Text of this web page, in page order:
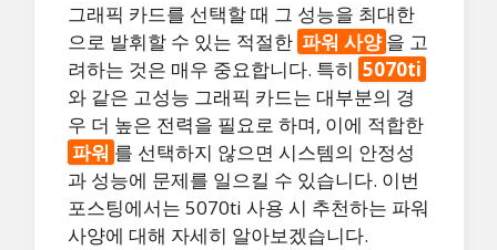
그래픽 카드를 선택할 때 그 성능을 최대한
으로 발휘할 수 있는 적절한 파워 사양 을 고
려하는 것은 매우 중요합니다. 특히 5070ti
와 같은 고성능 그래픽 카드는 대부분의 경
우 더 높은 전력을 필요로 하며, 이에 적합한
파워 를 선택하지 않으면 시스템의 안정성
과 성능에 문제를 일으킬 수 있습니다. 이번
포스팅에서는 5070ti 사용 시 추천하는 파워
사양에 대해 자세히 알아보겠습니다.